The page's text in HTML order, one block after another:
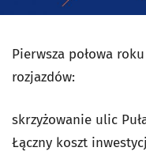
Pierwsza połowa
rozjazdów:
skrzyżowanie ulic
Łączny koszt